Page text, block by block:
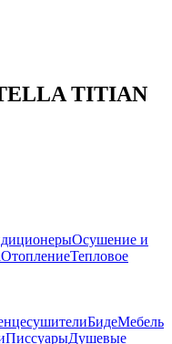
TITIAN
Осушение и
ОтоплениеТепловое
БидеМебель
ПиссуарыДушевые